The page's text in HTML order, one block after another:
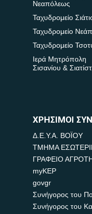
Νεαπόλεως
Ταχυδρομείο
Ταχυδρομείο
Ταχυδρομείο
Ιερά Μητρόπολη
Σισανίου &
ΧΡΗΣΙΜΟΙ
Δ.Ε.Υ.Α. ΒΟΪΟΥ
ΤΜΗΜΑ
ΓΡΑΦΕΙΟ
myKEP
govgr
Συνήγορος του
Συνήγορος του